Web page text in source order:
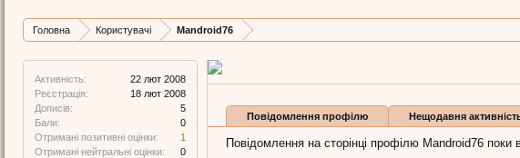
Головна Користувачі Mandroid76
Активність:
22 лют 2008
Реєстрація:
18 лют 2008
Дописів:
5
Бали:
0
Отримані позитивні оцінки:
1
Отримані нейтральні оцінки:
0
Дописів
Карма Бали
Повідомлення профілю Нещодавня
Повідомлення на сторінці профілю Mandroid76 поки